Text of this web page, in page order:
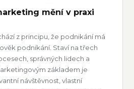
mění v praxi
z principu, že podnikání má
podnikání. Staví na třech
správných lidech a
základem je
návštěvnost, vlastní